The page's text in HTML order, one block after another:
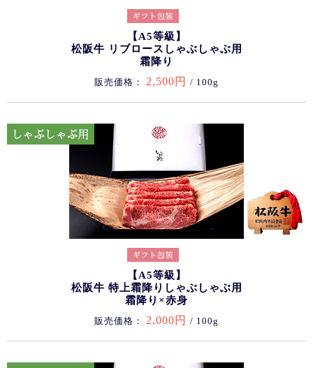
【A5等級】
松阪牛 リブロースしゃぶしゃぶ用
霜降り
販売価格： 2,500円 / 100g
【A5等級】
松阪牛 特上霜降りしゃぶしゃぶ用
霜降り×赤身
販売価格： 2,000円 / 100g